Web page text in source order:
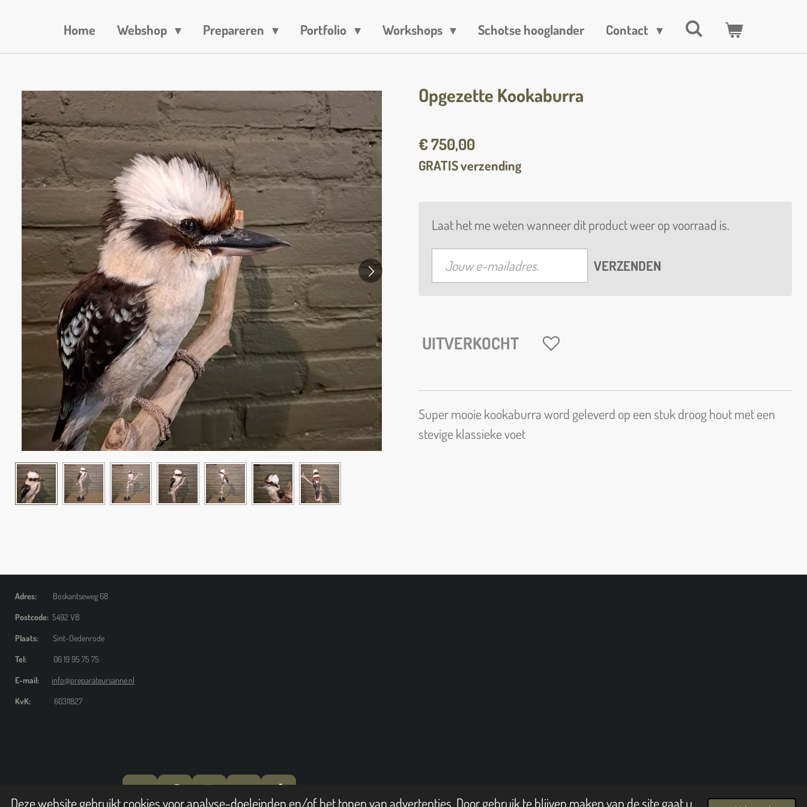
Deze website gebruikt cookies voor analyse-doeleinden en/of het tonen van advertenties. Door gebruik te blijven maken van de site gaat u
Home Webshop Prepareren Portfolio Workshops Schotse hooglander Contact
Opgezette Kookaburra
€ 750,00
GRATIS verzending
Laat het me weten wanneer dit product weer op voorraad is.
VERZENDEN
UITVERKOCHT
Super mooie kookaburra word geleverd op een stuk droog hout met een
stevige klassieke voet
Adres: Boskantseweg 68
Postcode: 5492 VB
Plaats: Sint-Oedenrode
Tel: 06 19 95 75 75
E-mail: info@preparateursanne.nl
KvK: 60311827
Y
F
I
W
T